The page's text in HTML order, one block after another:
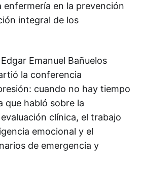
enfermería en la prevención
integral de los
Emanuel Bañuelos
la conferencia
cuando no hay tiempo
que habló sobre la
clínica, el trabajo
emocional y el
de emergencia y